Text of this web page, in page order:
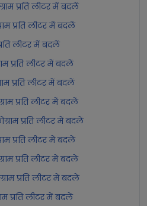
प्रति लीटर में बदलें
प्रति लीटर में बदलें
लीटर में बदलें
प्रति लीटर में बदलें
प्रति लीटर में बदलें
प्रति लीटर में बदलें
प्रति लीटर में बदलें
प्रति लीटर में बदलें
प्रति लीटर में बदलें
प्रति लीटर में बदलें
प्रति लीटर में बदलें